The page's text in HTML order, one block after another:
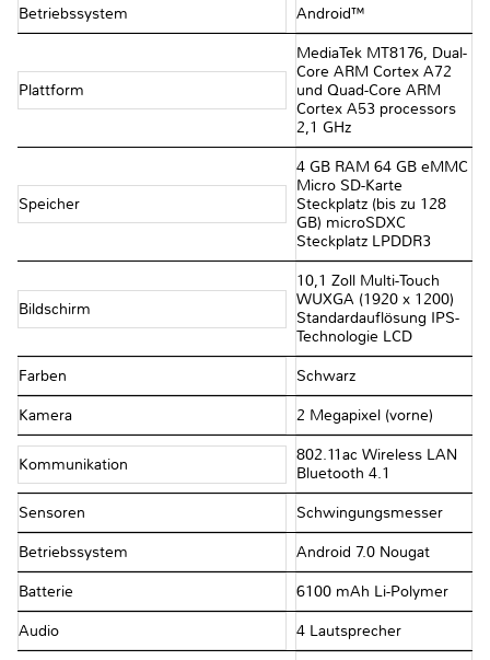
Betriebssystem Android™
Plattform
MediaTek MT8176, Dual-
Core ARM Cortex A72
und Quad-Core ARM
Cortex A53 processors
2,1 GHz
Speicher
4 GB RAM 64 GB eMMC
Micro SD-Karte
Steckplatz (bis zu 128
GB) microSDXC
Steckplatz LPDDR3
Bildschirm
10,1 Zoll Multi-Touch
WUXGA (1920 x 1200)
Standardauflösung IPS-
Technologie LCD
Farben Schwarz
Kamera 2 Megapixel (vorne)
Kommunikation
802.11ac Wireless LAN
Bluetooth 4.1
Sensoren Schwingungsmesser
Betriebssystem Android 7.0 Nougat
Batterie 6100 mAh Li-Polymer
Audio 4 Lautsprecher